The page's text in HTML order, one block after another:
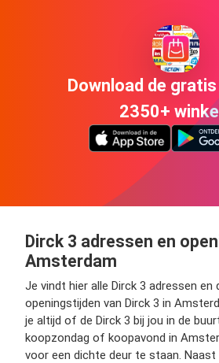
Download de
2350+
Dirck 3 adressen en
Amsterdam
Je vindt hier alle Dirck 3 adressen en
openingstijden van Dirck 3 in
je altijd of de Dirck 3 bij jou in de
koopzondag of koopavond in
voor een dichte deur te staan.